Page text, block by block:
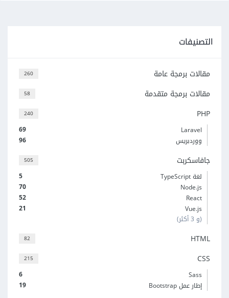
التصنيفات
260 مقالات برمجة عامة
58 مقالات برمجة متقدمة
240 PHP
69
Laravel
96
ووردبريس
505 جافاسكربت
5
لغة TypeScript
70
Node.js
52
React
21
Vue.js
(و 3 أكثر)
82 HTML
215 CSS
6
Sass
19
إطار عمل Bootstrap